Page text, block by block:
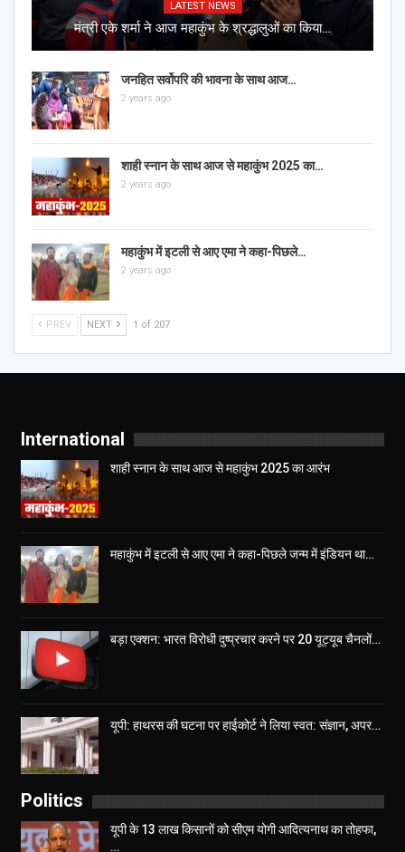
LATEST NEWS
मंत्री एके शर्मा ने आज महाकुंभ के श्रद्धालुओं का किया…
जनहित सर्वोपरि की भावना के साथ आज…
2 years ago
शाही स्नान के साथ आज से महाकुंभ 2025 का…
2 years ago
महाकुंभ में इटली से आए एमा ने कहा-पिछले…
2 years ago
PREV NEXT 1 of 207
International
शाही स्नान के साथ आज से महाकुंभ 2025 का आरंभ
महाकुंभ में इटली से आए एमा ने कहा-पिछले जन्म में इंडियन था…
बड़ा एक्शन: भारत विरोधी दुष्प्रचार करने पर 20 यूट्यूब चैनलों…
यूपी: हाथरस की घटना पर हाईकोर्ट ने लिया स्वत: संज्ञान, अपर…
Politics
यूपी के 13 लाख किसानों को सीएम योगी आद‍ित्‍यनाथ का तोहफा,
…